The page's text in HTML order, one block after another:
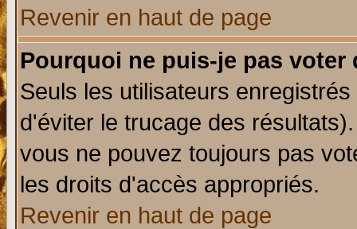
Revenir en haut de page
Pourquoi ne puis-je pas voter
Seuls les utilisateurs
d'éviter le trucage des
vous ne pouvez toujours pas
les droits d'accès appropriés.
Revenir en haut de page